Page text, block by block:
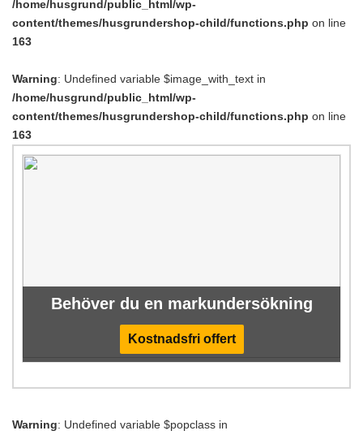
/home/husgrund/public_html/wp-
content/themes/husgrundershop-child/functions.php on line
163
Warning: Undefined variable $image_with_text in
/home/husgrund/public_html/wp-
content/themes/husgrundershop-child/functions.php on line
163
Behöver du en markundersökning
Kostnadsfri offert
Warning: Undefined variable $popclass in